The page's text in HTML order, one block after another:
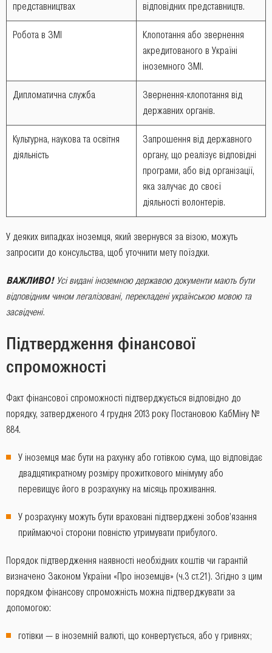
представництвах
відповідних представництв.
Робота в ЗМІ
Клопотання або звернення
акредитованого в Україні
іноземного ЗМІ.
Дипломатична служба
Звернення-клопотання від
державних органів.
Культурна, наукова та освітня
діяльність
Запрошення від державного
органу, що реалізує відповідні
програми, або від організації,
яка залучає до своєї
діяльності волонтерів.
У деяких випадках іноземця, який звернувся за візою, можуть
запросити до консульства, щоб уточнити мету поїздки.
ВАЖЛИВО!Усі видані іноземною державою документи мають бути
відповідним чином легалізовані, перекладені українською мовою та
засвідчені.
Підтвердження фінансової
спроможності
Факт фінансової спроможності підтверджується відповідно до
порядку, затвердженого 4 грудня 2013 року Постановою КабМіну №
884.
У іноземця має бути на рахунку або готівкою сума, що відповідає
двадцятикратному розміру прожиткового мінімуму або
перевищує його в розрахунку на місяць проживання.
У розрахунку можуть бути враховані підтверджені зобов’язання
приймаючої сторони повністю утримувати прибулого.
Порядок підтвердження наявності необхідних коштів чи гарантій
визначено Законом України «Про іноземців» (ч.3 ст.21). Згідно з цим
порядком фінансову спроможність можна підтверджувати за
допомогою:
готівки ― в іноземній валюті, що конвертується, або у гривнях;